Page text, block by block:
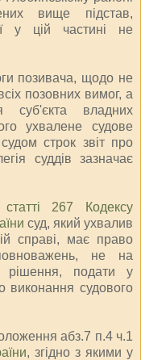
вище підстав,
у цій частині не
позивача, щодо не
позовних вимог, а
суб'єкта владних
ухвалене судове
строк звіт про
суддів зазначає
статті 267 Кодексу
суд, який ухвалив
справі, має право
не на
рішення, подати у
виконання судового
абз.7 п.4 ч.1
, згідно з якими у